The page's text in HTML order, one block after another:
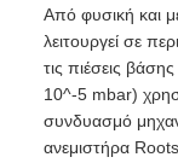
Από φυσική και
λειτουργεί σε
τις πιέσεις
10^-5 mbar)
συνδυασμό
ανεμιστήρα